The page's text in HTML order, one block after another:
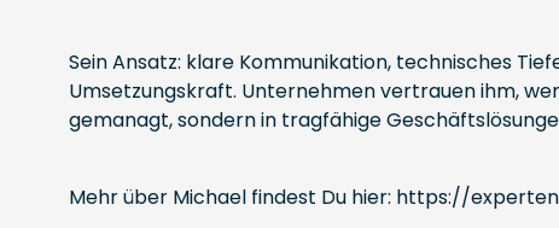
Sein Ansatz: klare Kommunikation, technisches
Umsetzungskraft. Unternehmen vertrauen ihm,
gemanagt, sondern in tragfähige
Mehr über Michael findest Du hier: https://